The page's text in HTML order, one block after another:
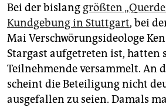
Bei der bislang größten
Kundgebung in Stuttgart, bei
Mai Verschwörungsideologe Ken
Stargast aufgetreten ist, hatten
Teilnehmende versammelt. An
scheint die Beteiligung nicht
ausgefallen zu seien. Damals